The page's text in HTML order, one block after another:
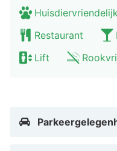
Restaurant
Lift